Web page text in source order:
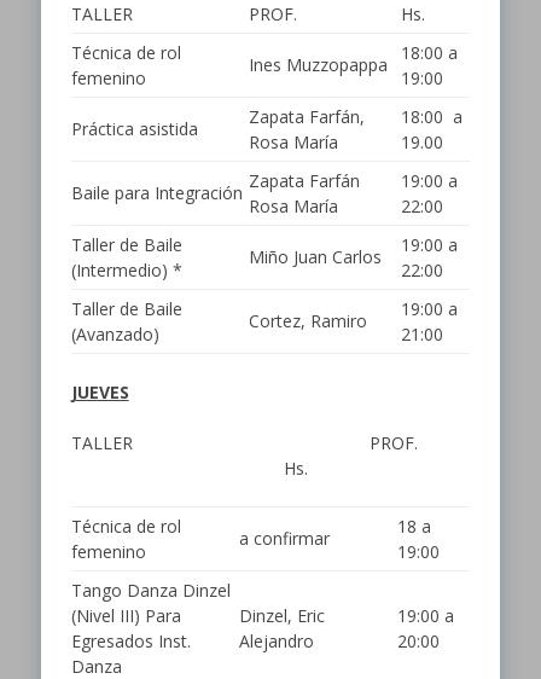
TALLER PROF.
Hs.
Técnica de rol
femenino
Ines Muzzopappa
18:00 a
19:00
Práctica asistida
Zapata Farfán,
Rosa María
18:00 a
19.00
Baile para Integración
Zapata Farfán
Rosa María
19:00 a
22:00
Taller de Baile
(Intermedio) *
Miño Juan Carlos
19:00 a
22:00
Taller de Baile
(Avanzado)
Cortez, Ramiro
19:00 a
21:00
JUEVES
TALLER PROF.
Hs.
Técnica de rol
femenino
a confirmar
18 a
19:00
Tango Danza Dinzel
(Nivel III) Para
Egresados Inst.
Danza
Dinzel, Eric
Alejandro
19:00 a
20:00